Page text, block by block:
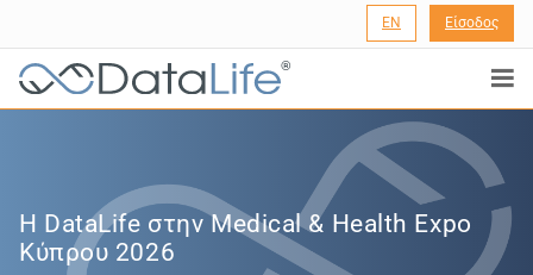
EN Είσοδος
®
Η DataLife στην Medical & Health Expo
Κύπρου 2026